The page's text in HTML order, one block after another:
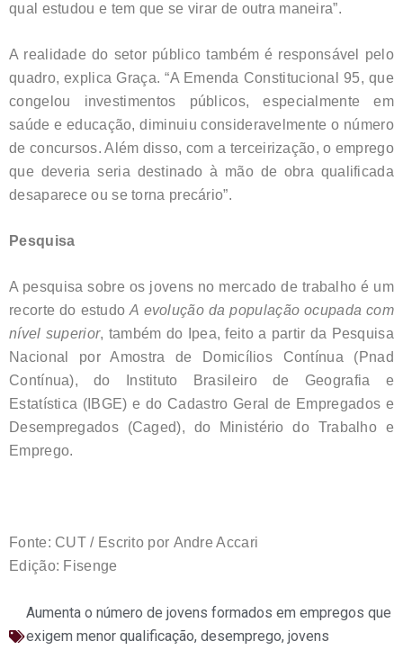
qual estudou e tem que se virar de outra maneira”.
A realidade do setor público também é responsável pelo
quadro, explica Graça. “A Emenda Constitucional 95, que
congelou investimentos públicos, especialmente em
saúde e educação, diminuiu consideravelmente o número
de concursos. Além disso, com a terceirização, o emprego
que deveria seria destinado à mão de obra qualificada
desaparece ou se torna precário”.
Pesquisa
A pesquisa sobre os jovens no mercado de trabalho é um
recorte do estudoA evolução da população ocupada com
nível superior, também do Ipea, feito a partir da Pesquisa
Nacional por Amostra de Domicílios Contínua (Pnad
Contínua), do Instituto Brasileiro de Geografia e
Estatística (IBGE) e do Cadastro Geral de Empregados e
Desempregados (Caged), do Ministério do Trabalho e
Emprego.
Fonte: CUT / Escrito por Andre Accari
Edição: Fisenge
Aumenta o número de jovens formados em empregos que
exigem menor qualificação, desemprego, jovens